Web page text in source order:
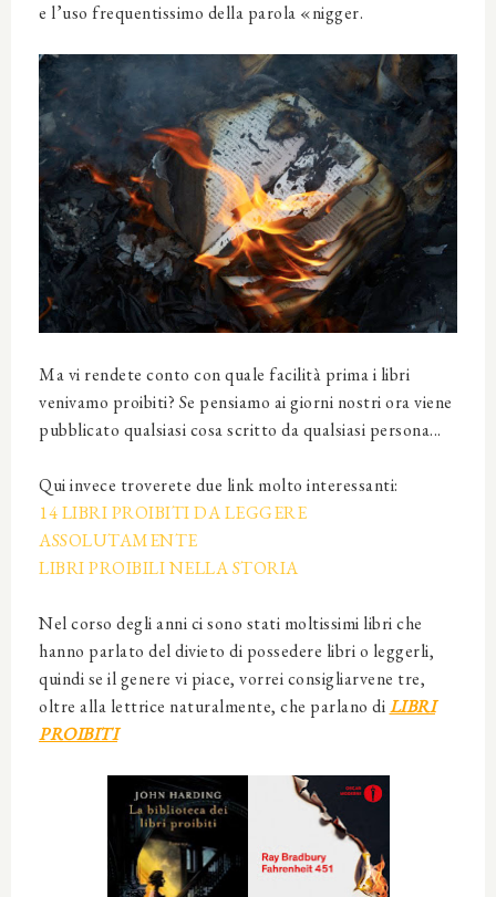
e l’uso frequentissimo della parola «nigger.
Ma vi rendete conto con quale facilità prima i libri
venivamo proibiti? Se pensiamo ai giorni nostri ora viene
pubblicato qualsiasi cosa scritto da qualsiasi persona...
Qui invece troverete due link molto interessanti:
14 LIBRI PROIBITI DA LEGGERE
ASSOLUTAMENTE
LIBRI PROIBILI NELLA STORIA
Nel corso degli anni ci sono stati moltissimi libri che
hanno parlato del divieto di possedere libri o leggerli,
quindi se il genere vi piace, vorrei consigliarvene tre,
oltre alla lettrice naturalmente, che parlano diLIBRI
PROIBITI